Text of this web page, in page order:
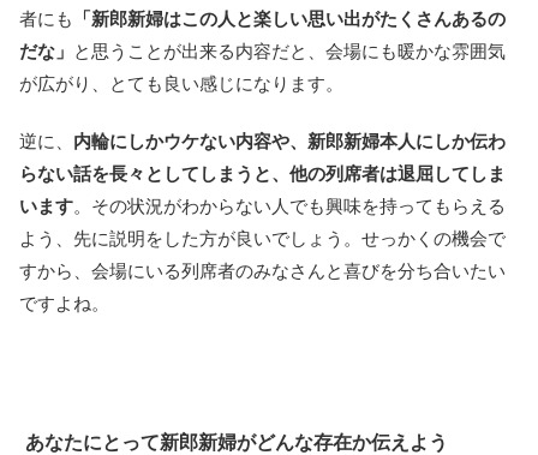
者にも
「新郎新婦はこの人と楽しい思い出がたくさんあるの
だな」 と思うことが出来る内容だと、会場にも暖かな雰囲気
が広がり、とても良い感じになります。
逆に、 内輪にしかウケない内容や、新郎新婦本人にしか伝わ
らない話を長々としてしまうと、他の列席者は退屈してしま
います。その状況がわからない人でも興味を持ってもらえる
よう、先に説明をした方が良いでしょう。せっかくの機会で
すから、会場にいる列席者のみなさんと喜びを分ち合いたい
ですよね。
あなたにとって新郎新婦がどんな存在か伝えよう